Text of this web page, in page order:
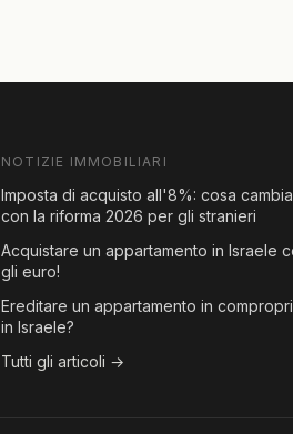
NOTIZIE IMMOBILIARI
Imposta di acquisto all'8%: cosa cambia
con la riforma 2026 per gli stranieri
Acquistare un appartamento in Israele
gli euro!
Ereditare un appartamento in
in Israele?
Tutti gli articoli →